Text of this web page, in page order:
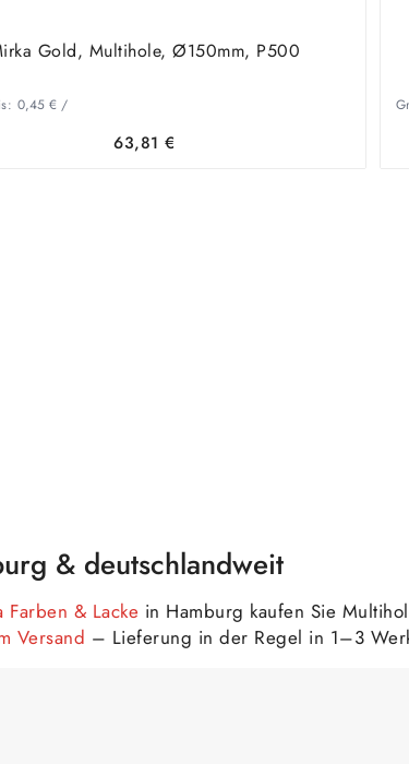
Gold, Multihole, Ø150mm, P500
0,45 €/
63,81€
& deutschlandweit
Farben & Lacke in Hamburg kaufen Sie
Versand – Lieferung in der Regel in 1–3